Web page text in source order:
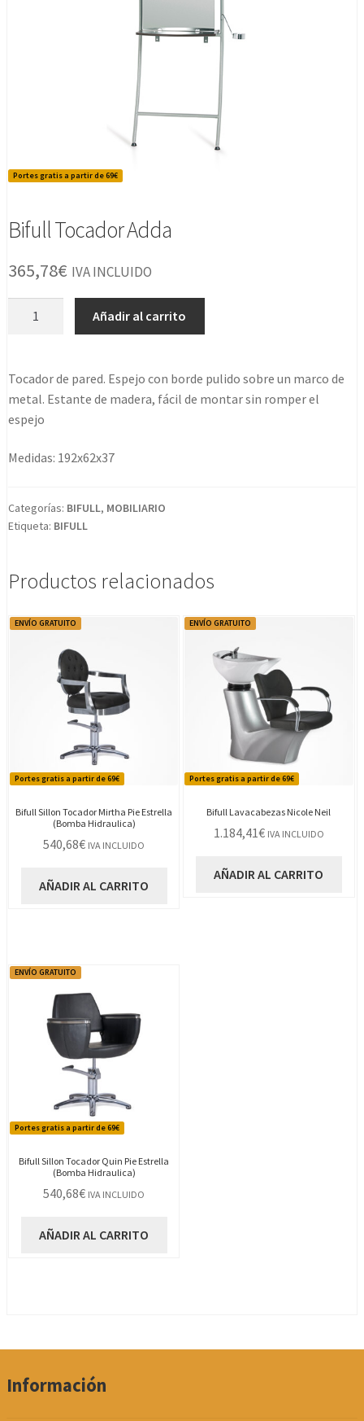
Portes gratis a partir de 69€
Bifull Tocador Adda
365,78€ IVA INCLUIDO
Añadir al carrito
Tocador de pared. Espejo con borde pulido sobre un marco de
metal. Estante de madera, fácil de montar sin romper el
espejo
Medidas: 192x62x37
Categorías: BIFULL, MOBILIARIO
Etiqueta: BIFULL
Productos relacionados
Portes gratis a partir de 69€
ENVÍO GRATUITO
Bifull Sillon Tocador Mirtha Pie Estrella
(Bomba Hidraulica)
540,68€ IVA INCLUIDO
AÑADIR AL CARRITO
Portes gratis a partir de 69€
ENVÍO GRATUITO
Bifull Lavacabezas Nicole Neil
1.184,41€ IVA INCLUIDO
AÑADIR AL CARRITO
Portes gratis a partir de 69€
ENVÍO GRATUITO
Bifull Sillon Tocador Quin Pie Estrella
(Bomba Hidraulica)
540,68€ IVA INCLUIDO
AÑADIR AL CARRITO
Información